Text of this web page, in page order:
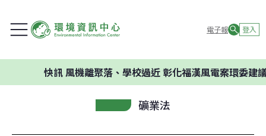
電子報 登入
風機離聚落、學校過近 彰化福漢風電案環委建議不應開發
礦業法